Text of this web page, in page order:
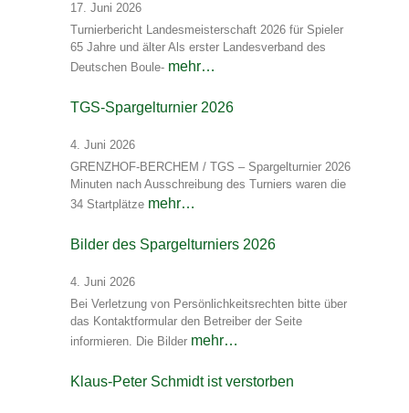
17. Juni 2026
Turnierbericht Landesmeisterschaft 2026 für Spieler
65 Jahre und älter Als erster Landesverband des
Deutschen Boule- mehr…
TGS-Spargelturnier 2026
4. Juni 2026
GRENZHOF-BERCHEM / TGS – Spargelturnier 2026
Minuten nach Ausschreibung des Turniers waren die
34 Startplätze mehr…
Bilder des Spargelturniers 2026
4. Juni 2026
Bei Verletzung von Persönlichkeitsrechten bitte über
das Kontaktformular den Betreiber der Seite
informieren. Die Bilder mehr…
Klaus-Peter Schmidt ist verstorben